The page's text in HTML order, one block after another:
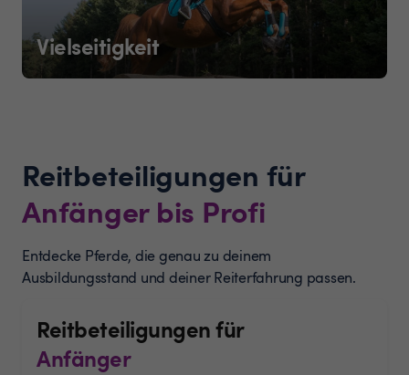
Vielseitigkeit
Reitbeteiligungen für
Anfänger bis Profi
Entdecke Pferde, die genau zu deinem
Ausbildungsstand und deiner Reiterfahrung passen.
Reitbeteiligungen für
Anfänger